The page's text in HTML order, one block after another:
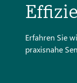
Erfahren Sie
praxisnahe